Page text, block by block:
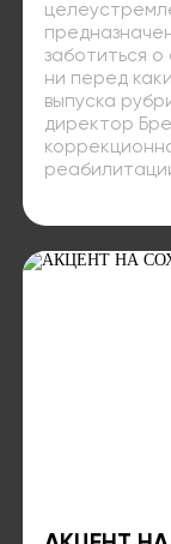
заботиться
ни перед
выпуска
директор